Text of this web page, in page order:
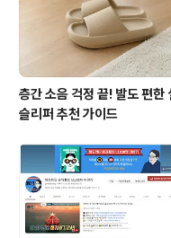
층간 소음 걱정 끝! 발도 편한
슬리퍼 추천 가이드